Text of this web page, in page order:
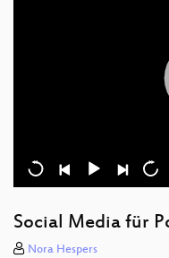
Social Media für
Nora Hespers